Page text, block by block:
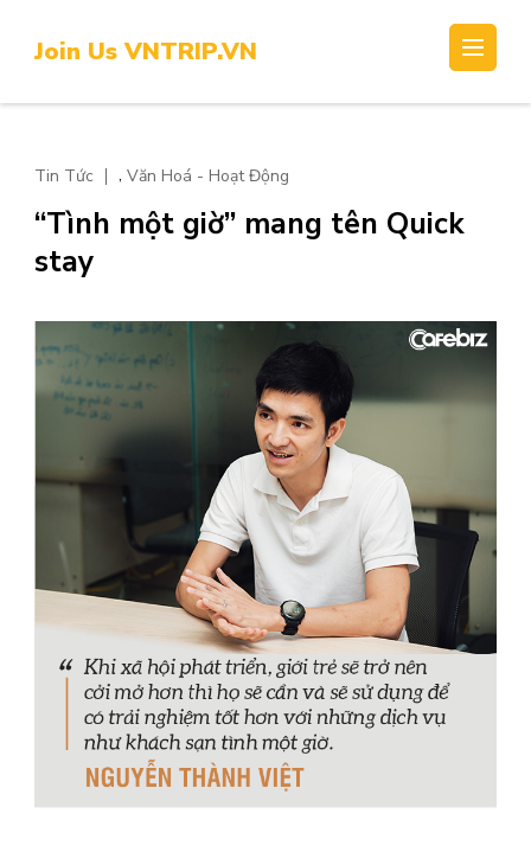
(Press
Join Us VNTRIP.VN
Tin Tức , Văn Hoá - Hoạt Động
“Tình một giờ” mang tên Quick
stay